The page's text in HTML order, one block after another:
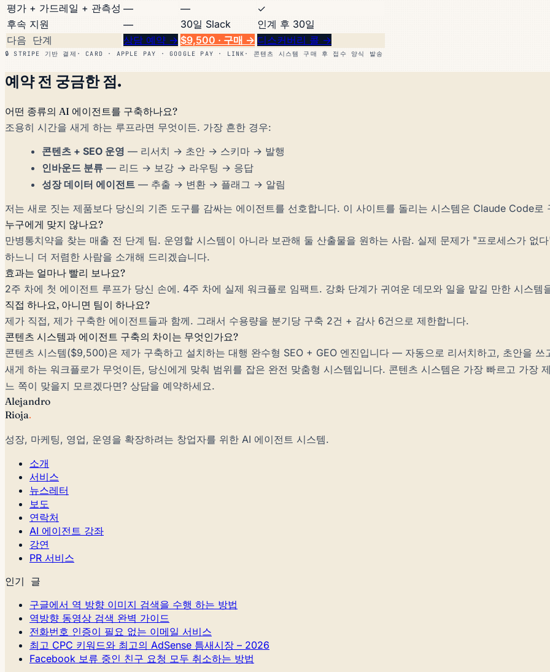
평가 + 가드레일 + 관측성 — —
✓
후속 지원
— 30일 Slack 인계 후 30일
다음 단계 상담 예약 → $9,500 · 구매 → 디스커버리 콜 →
🔒 STRIPE 기반 결제 · CARD · APPLE PAY · GOOGLE PAY · LINK · 콘텐츠 시스템 구매 후 접수 양식 발송
예약 전 궁금한 점.
어떤 종류의 AI 에이전트를 구축하나요?
조용히 시간을 새게 하는 루프라면 무엇이든. 가장 흔한 경우:
콘텐츠 + SEO 운영 — 리서치 → 초안 → 스키마 → 발행
인바운드 분류 — 리드 → 보강 → 라우팅 → 응답
성장 데이터 에이전트 — 추출 → 변환 → 플래그 → 알림
저는 새로 짓는 제품보다 당신의 기존 도구를 감싸는 에이전트를 선호합니다. 이 사이트를 돌리는 시스템은 Claude Code
누구에게 맞지 않나요?
만병통치약을 찾는 매출 전 단계 팀. 운영할 시스템이 아니라 보관해 둘 산출물을 원하는 사람. 실제 문제가 "프로세스가
하느니 더 저렴한 사람을 소개해 드리겠습니다.
효과는 얼마나 빨리 보나요?
2주 차에 첫 에이전트 루프가 당신 손에. 4주 차에 실제 워크플로 임팩트. 강화 단계가 귀여운 데모와 일을 맡길 만한 시스템
직접 하나요, 아니면 팀이 하나요?
제가 직접, 제가 구축한 에이전트들과 함께. 그래서 수용량을 분기당 구축 2건 + 감사 6건으로 제한합니다.
콘텐츠 시스템과 에이전트 구축의 차이는 무엇인가요?
콘텐츠 시스템($9,500)은 제가 구축하고 설치하는 대행 완수형 SEO + GEO 엔진입니다 — 자동으로 리서치하고, 초안을
새게 하는 워크플로가 무엇이든, 당신에게 맞춰 범위를 잡은 완전 맞춤형 시스템입니다. 콘텐츠 시스템은 가장 빠르고 가장
느 쪽이 맞을지 모르겠다면? 상담을 예약하세요.
Alejandro
Rioja.
성장, 마케팅, 영업, 운영을 확장하려는 창업자를 위한 AI 에이전트 시스템.
소개
서비스
뉴스레터
보도
연락처
AI 에이전트 강좌
강연
PR 서비스
인기 글
구글에서 역 방향 이미지 검색을 수행 하는 방법
역방향 동영상 검색 완벽 가이드
전화번호 인증이 필요 없는 이메일 서비스
최고 CPC 키워드와 최고의 AdSense 틈새시장 – 2026
Facebook 보류 중인 친구 요청 모두 취소하는 방법